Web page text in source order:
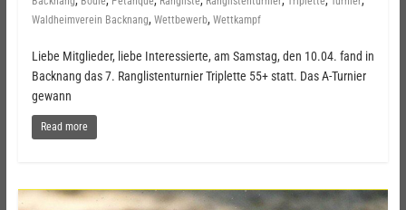
Waldheimverein Backnang, Wettbewerb, Wettkampf
Liebe Mitglieder, liebe Interessierte, am Samstag, den 10.04. fand in
Backnang das 7. Ranglistenturnier Triplette 55+ statt. Das A-Turnier
gewann
Read more